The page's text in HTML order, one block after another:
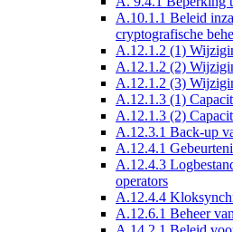
A.10.1.1 Beleid
cryptografische
A.12.1.2 (1)
A.12.1.2 (2)
A.12.1.2 (3)
A.12.1.3 (1)
A.12.1.3 (2)
A.12.3.1 Back-up
A.12.4.1
A.12.4.3
operators
A.12.4.4
A.12.6.1 Beheer